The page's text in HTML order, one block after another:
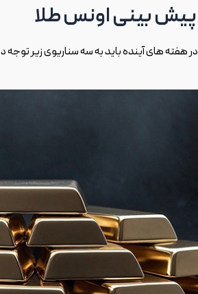
در هفته های آینده باید به سه سناریوی زیر توجه